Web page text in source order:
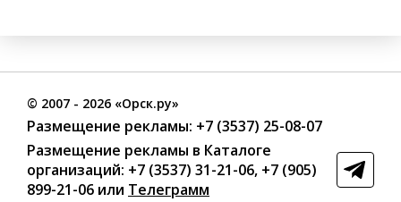
© 2007 - 2026 «Орск.ру»
Размещение рекламы: +7 (3537) 25-08-07
Размещение рекламы в Каталоге
организаций: +7 (3537) 31-21-06, +7 (905)
899-21-06 или Телеграмм